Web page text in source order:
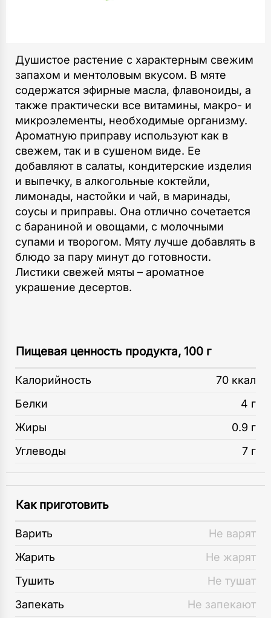
Душистое растение с характерным свежим
запахом и ментоловым вкусом. В мяте
содержатся эфирные масла, флавоноиды, а
также практически все витамины, макро- и
микроэлементы, необходимые организму.
Ароматную приправу используют как в
свежем, так и в сушеном виде. Ее
добавляют в салаты, кондитерские изделия
и выпечку, в алкогольные коктейли,
лимонады, настойки и чай, в маринады,
соусы и приправы. Она отлично сочетается
с бараниной и овощами, с молочными
супами и творогом. Мяту лучше добавлять в
блюдо за пару минут до готовности.
Листики свежей мяты – ароматное
украшение десертов.
Пищевая ценность продукта, 100 г
Калорийность
70 ккал
Белки
4 г
Жиры
0.9 г
Углеводы
7 г
Как приготовить
Варить
Не варят
Жарить
Не жарят
Тушить
Не тушат
Запекать
Не запекают